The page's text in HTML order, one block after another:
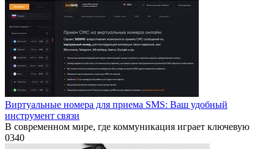
Виртуальные номера для приема SMS: Ваш удобный
инструмент связи
В современном мире, где коммуникация играет ключевую
0340